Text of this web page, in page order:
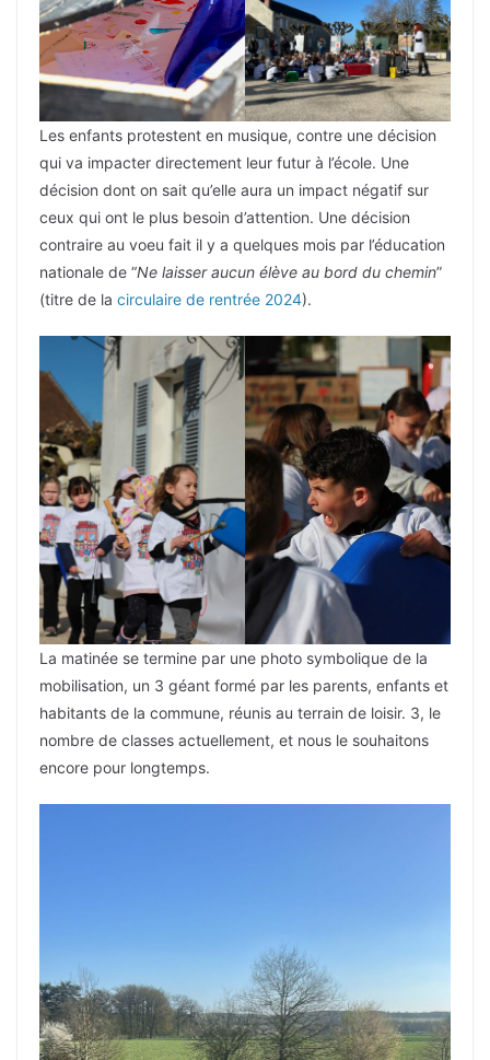
Les enfants protestent en musique, contre une décision
qui va impacter directement leur futur à l’école. Une
décision dont on sait qu’elle aura un impact négatif sur
ceux qui ont le plus besoin d’attention. Une décision
contraire au voeu fait il y a quelques mois par l’éducation
nationale de “Ne laisser aucun élève au bord du chemin”
(titre de la circulaire de rentrée 2024).
La matinée se termine par une photo symbolique de la
mobilisation, un 3 géant formé par les parents, enfants et
habitants de la commune, réunis au terrain de loisir. 3, le
nombre de classes actuellement, et nous le souhaitons
encore pour longtemps.